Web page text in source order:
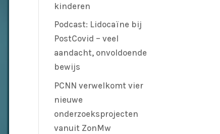
kinderen
Podcast: Lidocaïne bij
PostCovid – veel
aandacht, onvoldoende
bewijs
PCNN verwelkomt vier
nieuwe
onderzoeksprojecten
vanuit ZonMw